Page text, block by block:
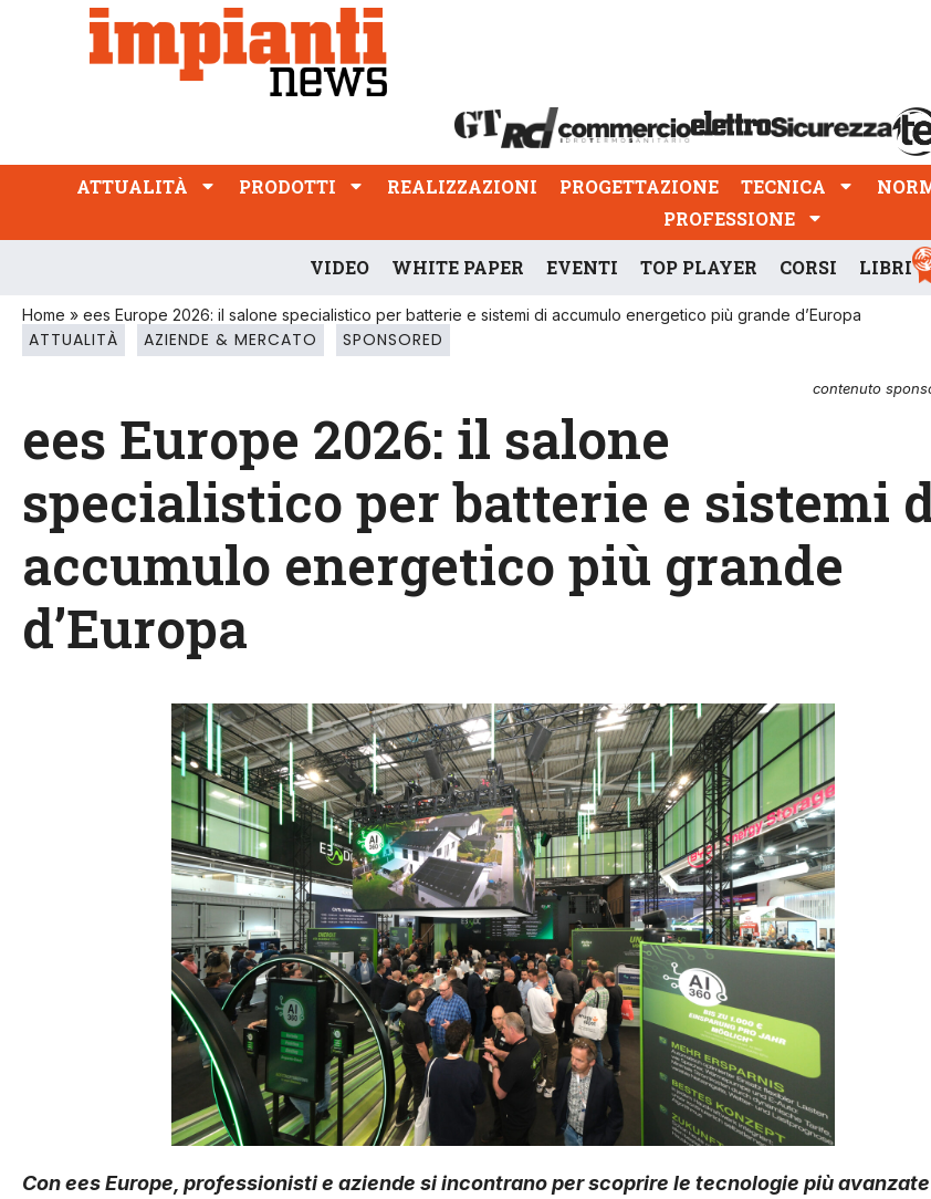
ATTUALITÀ PRODOTTI REALIZZAZIONI
PROFESSIONE
ATTUALITÀ PRODOTTI REALIZZAZIONI PROGETTAZIONE TECNICA
PROFESSIONE
VIDEO WHITE PAPER EVENTI TOP PLAYER CORSI LIBRI
Home » ees Europe 2026: il salone specialistico per batterie e sistemi di accumulo energetico più grande d’Europa
ATTUALITÀ AZIENDE & MERCATO SPONSORED
contenuto
ees Europe 2026: il salone
specialistico per batterie e sistemi
accumulo energetico più grande
d’Europa
Con ees Europe, professionisti e aziende si incontrano per scoprire le tecnologie più